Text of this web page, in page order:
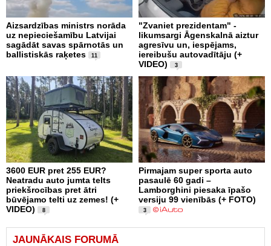
Aizsardzības ministrs norāda
uz nepieciešamību Latvijai
sagādāt savas spārnotās un
ballistiskās raķetes
11
"Zvaniet prezidentam" -
likumsargi Āgenskalnā aiztur
agresīvu un, iespējams,
iereibušu autovadītāju (+
VIDEO)
3
3600 EUR pret 255 EUR?
Neatradu auto jumta telts
priekšrocības pret ātri
būvējamo telti uz zemes! (+
VIDEO)
8
Pirmajam super sporta auto
pasaulē 60 gadi –
Lamborghini piesaka īpašo
versiju 99 vienībās (+ FOTO)
3
JAUNĀKAIS FORUMĀ